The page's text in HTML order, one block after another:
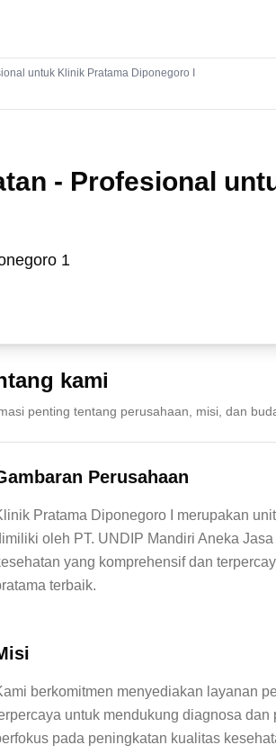
untuk Klinik Pratama Diponegoro I
- Profesional
1
kami
penting tentang perusahaan, misi, dan
Perusahaan
Pratama Diponegoro I merupakan
oleh PT. UNDIP Mandiri Aneka
yang komprehensif dan
berkomitmen menyediakan layanan
untuk mendukung diagnosa
pada peningkatan kualitas